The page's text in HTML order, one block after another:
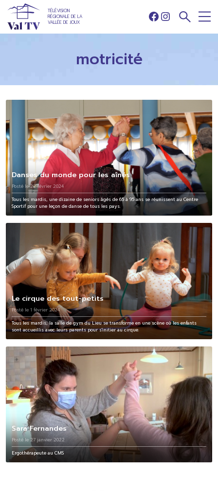
TÉLÉVISION
RÉGIONALE DE LA
VALLÉE DE JOUX
Facebook
Instagram
motricité
Danses du monde pour les aînés
Posté le 22 février 2024
Tous les mardis, une dizaine de seniors âgés de 65 à 95 ans se réunissent au Centre
Sportif pour une leçon de danse de tous les pays.
Le cirque des tout-petits
Posté le 1 février 2024
Tous les mardis, la salle de gym du Lieu se transforme en une scène où les enfants
sont accueillis avec leurs parents pour s'initier au cirque.
Sara Fernandes
Posté le 27 janvier 2022
Ergothérapeute au CMS